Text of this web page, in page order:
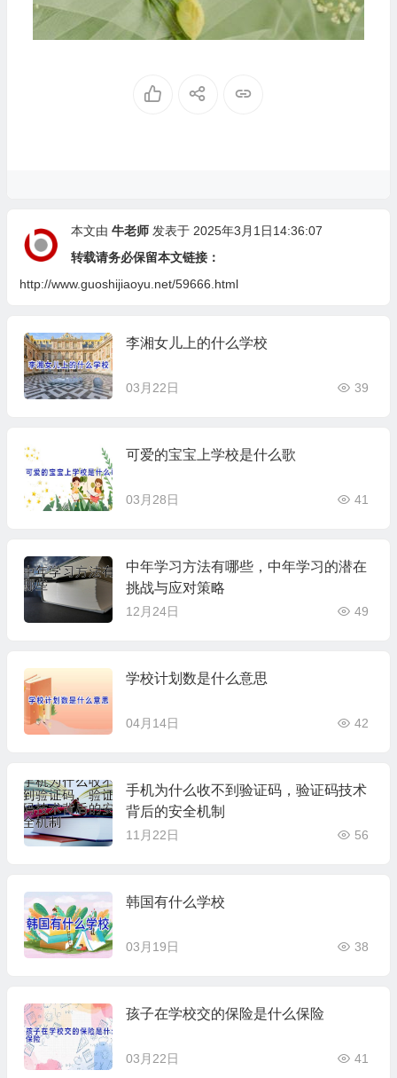
本文由 牛老师发表于 2025年3月1日14:36:07
转载请务必保留本文链接：
http://www.guoshijiaoyu.net/59666.html
李湘女儿上的什么学校
03月22日 39
可爱的宝宝上学校是什么歌
03月28日 41
中年学习方法有哪些，中年学习的潜在
挑战与应对策略
12月24日 49
学校计划数是什么意思
04月14日 42
手机为什么收不到验证码，验证码技术
背后的安全机制
11月22日 56
韩国有什么学校
03月19日 38
孩子在学校交的保险是什么保险
03月22日 41